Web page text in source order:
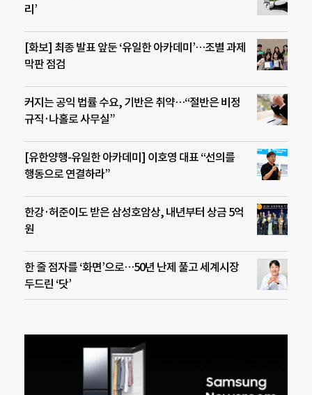
리’
[화보] 최종 발표 앞둔 ‘유일한 아카데미’…조별 과제
막판 점검
커지는 공익 법률 수요, 기반은 취약…“절반은 비정
규직·나홀로 사무실”
[유한양행-유일한 아카데미] 이호영 대표 “선의를
행동으로 연결하라”
한강·허준이도 받은 삼성호암상, 내년부터 상금 5억
원
한 줄 점자를 ‘화면’으로…50년 난제 풀고 세계시장
두드린 ‘닷’